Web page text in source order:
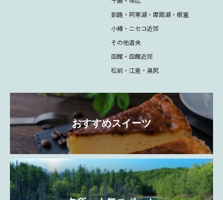
釧路・阿寒湖・摩周湖・根室
小樽・ニセコ近郊
その他道央
函館・函館近郊
松前・江差・奥尻
おすすめスイーツ